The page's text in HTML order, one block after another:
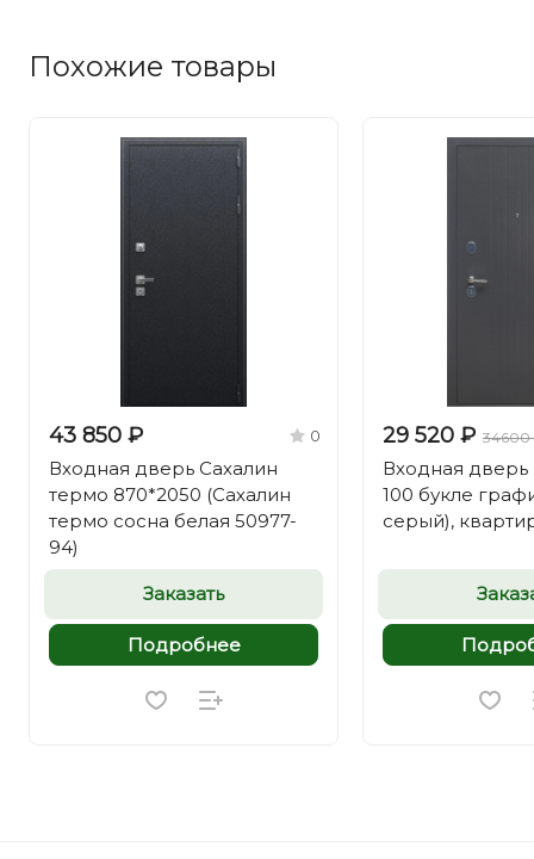
Похожие товары
43 850 ₽ 0
Входная дверь Сахалин
термо 870*2050 (Сахалин
термо сосна белая 50977-
94)
Заказать
Подробнее
29 520 ₽ 34600
Входная
100 букле
серый),